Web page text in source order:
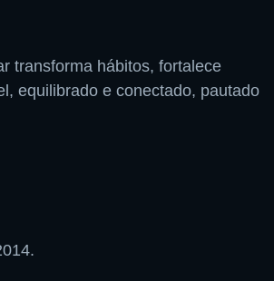
transforma hábitos, fortalece
equilibrado e conectado, pautado